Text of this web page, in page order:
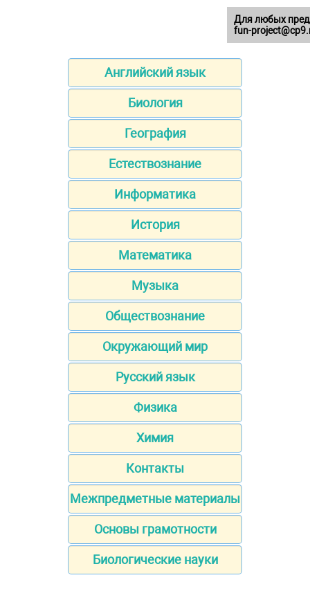
Английский язык
Биология
География
Естествознание
Информатика
История
Математика
Музыка
Обществознание
Окружающий мир
Русский язык
Физика
Химия
Контакты
Межпредметные материалы
Основы грамотности
Биологические науки
Для любых
fun-